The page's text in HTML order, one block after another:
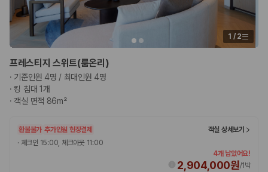
1 /2
프레스티지 스위트(룸온리)
· 기준인원 4명 / 최대인원 4명
·킹 침대 1개
·객실 면적 86m²
환불불가 추가인원 현장결제
객실 상세보기
· 체크인 15:00, 체크아웃 11:00
4개 남았어요!
2,904,000원/1박